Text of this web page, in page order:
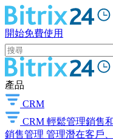
開始免費使用
產品
CRM
CRM 輕鬆管理銷售
銷售管理 管理潛在客戶